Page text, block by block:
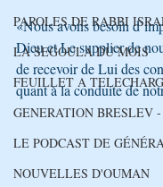
PAROLES DE RABBI
LA SEGOULA DU MOIS
FEUILLET A
GENERATION BRESLEV
LE PODCAST DE
NOUVELLES D'OUMAN
«Nous avons besoin
Dieu et Le supplier de
de recevoir de Lui des
quant à la conduite de